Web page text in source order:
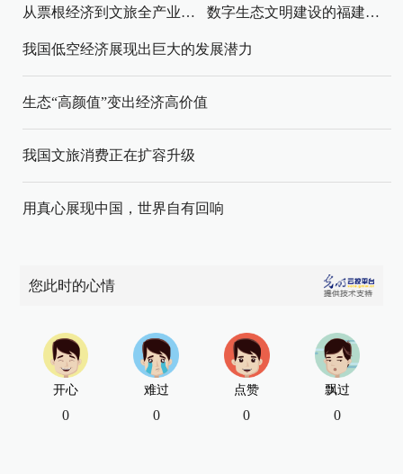
从票根经济到文旅全产业链升级 数字生态文明建设的福建路径与启示
我国低空经济展现出巨大的发展潜力
生态“高颜值”变出经济高价值
我国文旅消费正在扩容升级
用真心展现中国，世界自有回响
您此时的心情
开心
0
难过
0
点赞
0
飘过
0